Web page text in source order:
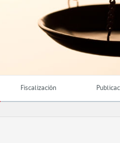
Fiscalización